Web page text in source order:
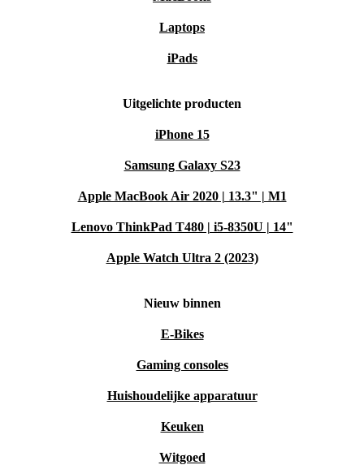
Laptops
iPads
Uitgelichte producten
iPhone 15
Samsung Galaxy S23
Apple MacBook Air 2020 | 13.3" | M1
Lenovo ThinkPad T480 | i5-8350U | 14"
Apple Watch Ultra 2 (2023)
Nieuw binnen
E-Bikes
Gaming consoles
Huishoudelijke apparatuur
Keuken
Witgoed